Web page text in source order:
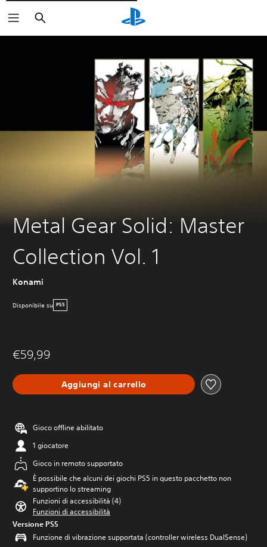
Cerca
Metal Gear Solid: Master
Collection Vol. 1
Konami
Disponibile su PS5
€59,99
Aggiungi al carrello
Gioco offline abilitato
1 giocatore
Gioco in remoto supportato
È possibile che alcuni dei giochi PS5 in questo pacchetto non
supportino lo streaming
Funzioni di accessibilità (4)
Funzioni di accessibilità
Versione PS5
Funzione di vibrazione supportata (controller wireless DualSense)